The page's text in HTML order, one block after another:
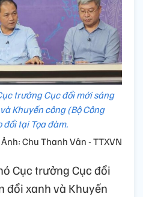
trưởng Cục đổi mới sáng
Khuyến công (Bộ Công
tại Tọa đàm.
Ảnh: Chu Thanh Vân - TTXVN
Cục trưởng Cục đổi
đổi xanh và Khuyến